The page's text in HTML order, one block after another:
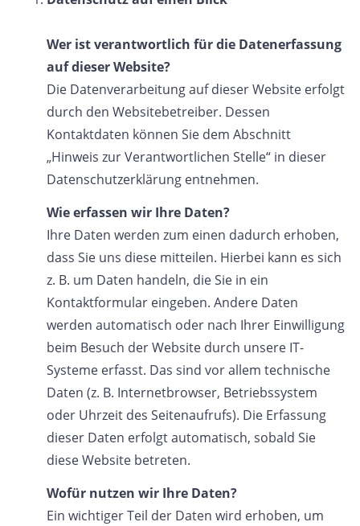
Wer ist verantwortlich für die Datenerfassung
auf dieser Website?
Die Datenverarbeitung auf dieser Website erfolgt
durch den Websitebetreiber. Dessen
Kontaktdaten können Sie dem Abschnitt
„Hinweis zur Verantwortlichen Stelle“ in dieser
Datenschutzerklärung entnehmen.
Wie erfassen wir Ihre Daten?
Ihre Daten werden zum einen dadurch erhoben,
dass Sie uns diese mitteilen. Hierbei kann es sich
z. B. um Daten handeln, die Sie in ein
Kontaktformular eingeben. Andere Daten
werden automatisch oder nach Ihrer Einwilligung
beim Besuch der Website durch unsere IT-
Systeme erfasst. Das sind vor allem technische
Daten (z. B. Internetbrowser, Betriebssystem
oder Uhrzeit des Seitenaufrufs). Die Erfassung
dieser Daten erfolgt automatisch, sobald Sie
diese Website betreten.
Wofür nutzen wir Ihre Daten?
Ein wichtiger Teil der Daten wird erhoben, um